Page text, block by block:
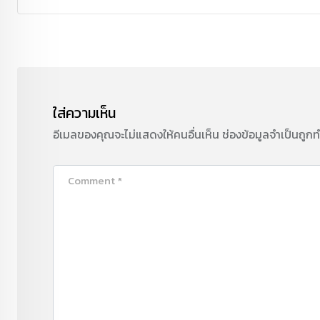
ใส่ความเห็น
อีเมลของคุณจะไม่แสดงให้คนอื่นเห็น ช่องข้อมูลจำเป็นถูก